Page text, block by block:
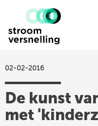
Stroomversnelling
agenda
kennisproducten
02-02-2016
De kunst
met